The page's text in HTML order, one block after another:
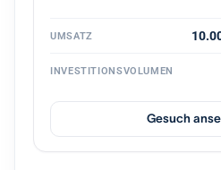
UMSATZ
INVESTITIONSVOLUMEN
Gesuch